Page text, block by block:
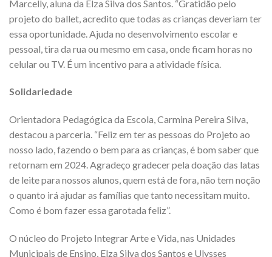
Marcelly, aluna da Elza Silva dos Santos. “Gratidão pelo
projeto do ballet, acredito que todas as crianças deveriam ter
essa oportunidade. Ajuda no desenvolvimento escolar e
pessoal, tira da rua ou mesmo em casa, onde ficam horas no
celular ou TV. É um incentivo para a atividade física.
Solidariedade
Orientadora Pedagógica da Escola, Carmina Pereira Silva,
destacou a parceria. “Feliz em ter as pessoas do Projeto ao
nosso lado, fazendo o bem para as crianças, é bom saber que
retornam em 2024. Agradeço gradecer pela doação das latas
de leite para nossos alunos, quem está de fora, não tem noção
o quanto irá ajudar as famílias que tanto necessitam muito.
Como é bom fazer essa garotada feliz”.
O núcleo do Projeto Integrar Arte e Vida, nas Unidades
Municipais de Ensino, Elza Silva dos Santos e Ulysses